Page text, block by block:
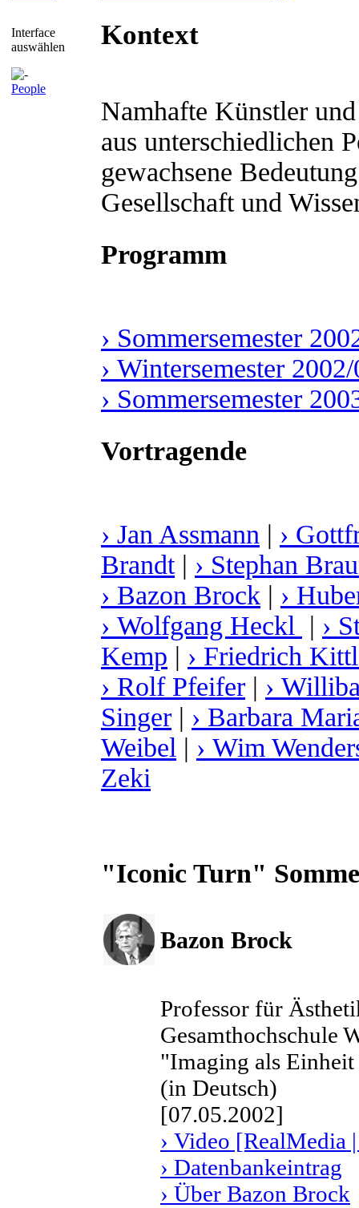
Interface
auswählen
People
Kontext
Namhafte Künstler
aus unterschiedlichen
gewachsene
Gesellschaft und
Programm
› Sommersemester
› Wintersemester
› Sommersemester
Vortragende
› Jan Assmann | ›
Brandt| › Stephan
› Bazon Brock | ›
› Wolfgang Heckl | ›
Kemp | › Friedrich
› Rolf Pfeifer | ›
Singer | › Barbara
Weibel | › Wim
Zeki
"Iconic Turn"
Bazon Brock
Professor für
Gesamthochschule
"Imaging als Einheit
(in Deutsch)
[07.05.2002]
› Video [RealMedia
› Datenbankeintrag
› Über Bazon Brock